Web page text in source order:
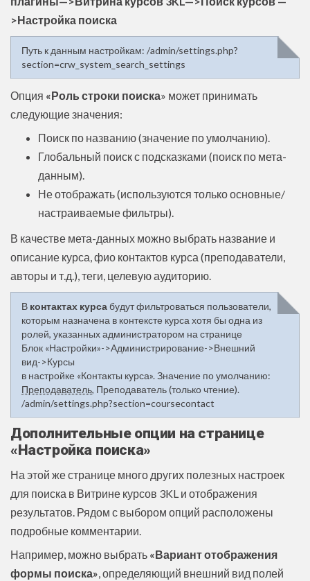
>Настройка поиска
Путь к данным настройкам: /admin/settings.php?
section=crw_system_search_settings
Опция «Роль строки поиска» может принимать
следующие значения:
Поиск по названию (значение по умолчанию).
Глобальный поиск с подсказками (поиск по мета-
данным).
Не отображать (используются только основные/
настраиваемые фильтры).
В качестве мета-данных можно выбрать название и
описание курса, фио контактов курса (преподаватели,
авторы и т.д.), теги, целевую аудиторию.
В контактах курсабудут фильтроваться пользователи,
которым назначена в контексте курса хотя бы одна из
ролей, указанных администратором на странице
Блок «Настройки»->Администрирование->Внешний
вид->Курсы
в настройке «Контакты курса». Значение по умолчанию:
Преподаватель, Преподаватель (только чтение).
/admin/settings.php?section=coursecontact
Дополнительные опции на странице
«Настройка поиска»
На этой же странице много других полезных настроек
для поиска в Витрине курсов 3KL и отображения
результатов. Рядом с выбором опций расположены
подробные комментарии.
Например, можно выбрать «Вариант отображения
формы поиска» , определяющий внешний вид полей